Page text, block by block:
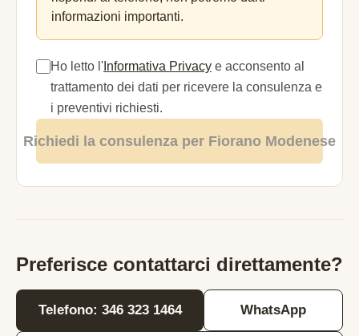
informazioni importanti.
Ho letto l' Informativa Privacy e acconsento al
trattamento dei dati per ricevere la consulenza e
i preventivi richiesti.
Richiedi la consulenza per Fiorano Modenese
Preferisce contattarci direttamente?
Telefono: 346 323 1464 WhatsApp